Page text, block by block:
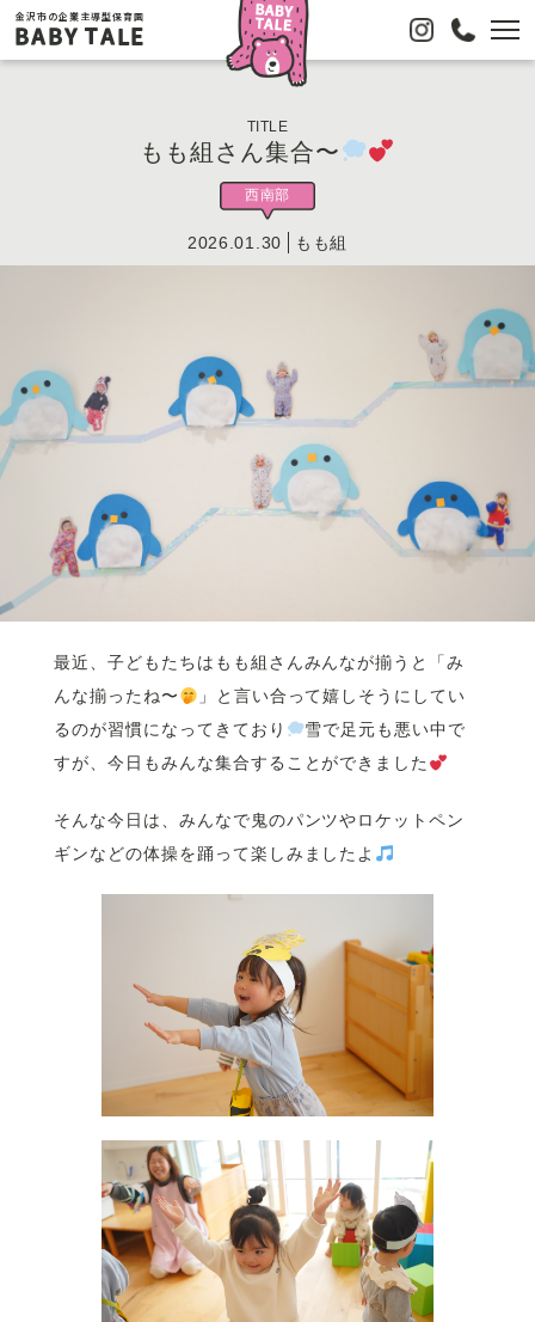
金沢市の企業主導型保育園
BABY TALE
TITLE
もも組さん集合〜
西南部
2026.01.30 もも組
最近、子どもたちはもも組さんみんなが揃うと「み
んな揃ったね〜
」と言い合って嬉しそうにしてい
るのが習慣になってきており
雪で足元も悪い中で
すが、今日もみんな集合することができました
そんな今日は、みんなで鬼のパンツやロケットペン
ギンなどの体操を踊って楽しみましたよ